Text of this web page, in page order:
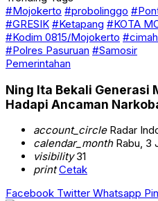
#Mojokerto #probolinggo
#GRESIK #Ketapang #KOTA
#Kodim 0815/Mojokerto
#Polres Pasuruan #Samosir
Pemerintahan
Ning Ita Bekali Generasi
Hadapi Ancaman
account_circleRadar
calendar_monthRabu, 3
visibility31
print Cetak
Facebook Twitter Whatsapp